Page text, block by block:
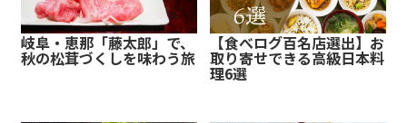
岐阜・恵那「藤太郎」で、
秋の松茸づくしを味わう旅
【食べログ百名店選出】お
取り寄せできる高級日本料
理6選